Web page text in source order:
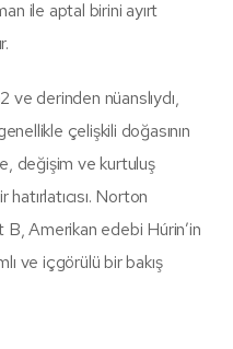
ile aptal birini ayırt
ve derinden nüanslıydı,
çelişkili doğasının
değişim ve kurtuluş
Norton
Amerikan edebi Húrin’in
ve içgörülü bir bakış